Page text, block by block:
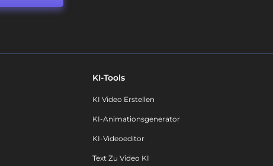
KI-Tools
KI Video Erstellen
KI-Animationsgenerator
KI-Videoeditor
Text Zu Video KI